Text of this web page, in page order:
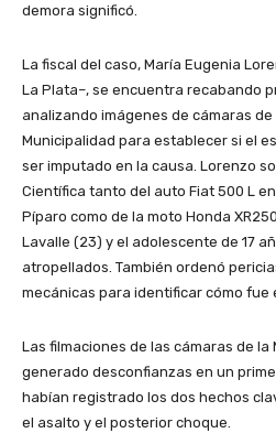
demora significó.
La fiscal del caso, María Eugenia
La Plata–, se encuentra recabando
analizando imágenes de cámaras
Municipalidad para establecer si el
ser imputado en la causa. Lorenzo
Científica tanto del auto Fiat 500 L
Píparo como de la moto Honda
Lavalle (23) y el adolescente de 17
atropellados. También ordenó
mecánicas para identificar cómo fue
Las filmaciones de las cámaras de la
generado desconfianzas en un
habían registrado los dos hechos
el asalto y el posterior choque.